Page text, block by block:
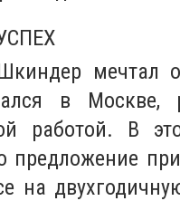
мечтал
в Москве,
работой. В
предложение
на